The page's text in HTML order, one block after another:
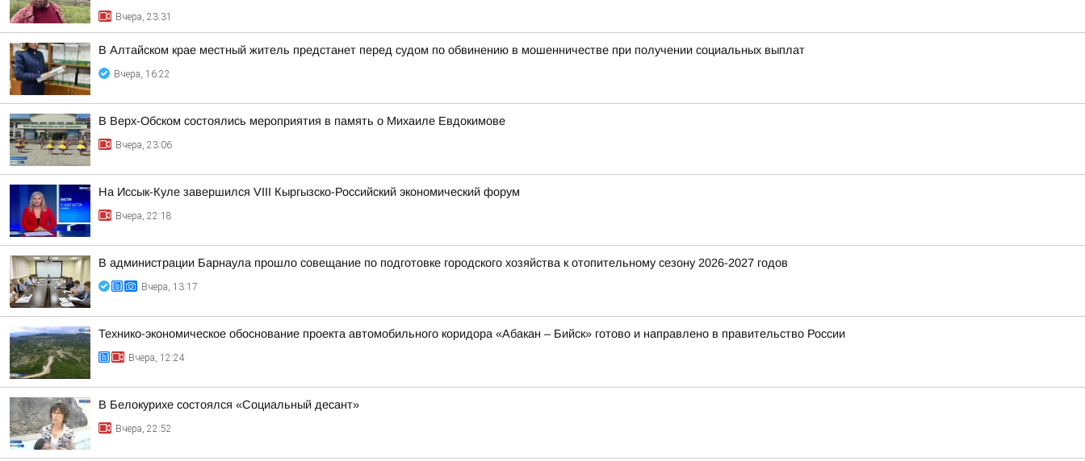
Вчера, 23:31
В Алтайском крае местный житель предстанет перед судом по обвинению в мошенничестве при получении социальных выплат
Вчера, 16:22
В Верх-Обском состоялись мероприятия в память о Михаиле Евдокимове
Вчера, 23:06
На Иссык-Куле завершился VIII Кыргызско-Российский экономический форум
Вчера, 22:18
В администрации Барнаула прошло совещание по подготовке городского хозяйства к отопительному сезону 2026-2027 годов
Вчера, 13:17
Технико-экономическое обоснование проекта автомобильного коридора «Абакан – Бийск» готово и направлено в правительство России
Вчера, 12:24
В Белокурихе состоялся «Социальный десант»
Вчера, 22:52